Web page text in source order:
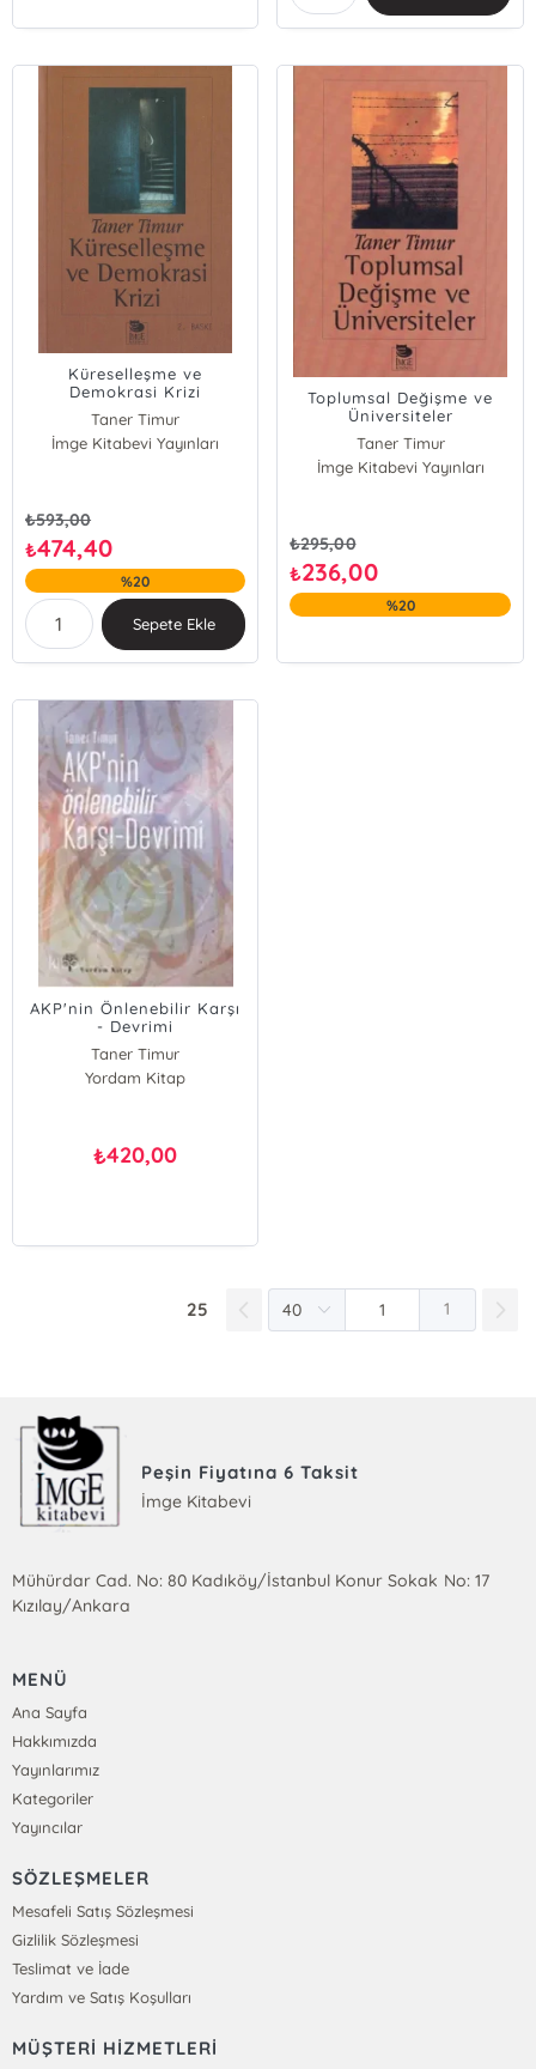
Küreselleşme ve
Demokrasi Krizi
Taner Timur
İmge Kitabevi Yayınları
₺593,00
₺474,40
%20
Sepete Ekle
Toplumsal Değişme ve
Üniversiteler
Taner Timur
İmge Kitabevi Yayınları
₺295,00
₺236,00
%20
AKP'nin Önlenebilir Karşı
- Devrimi
Taner Timur
Yordam Kitap
₺420,00
25 1
Peşin Fiyatına 6 Taksit
İmge Kitabevi
Mühürdar Cad. No: 80 Kadıköy/İstanbul Konur Sokak No: 17
Kızılay/Ankara
MENÜ
Ana Sayfa
Hakkımızda
Yayınlarımız
Kategoriler
Yayıncılar
SÖZLEŞMELER
Mesafeli Satış Sözleşmesi
Gizlilik Sözleşmesi
Teslimat ve İade
Yardım ve Satış Koşulları
MÜŞTERİ HİZMETLERİ